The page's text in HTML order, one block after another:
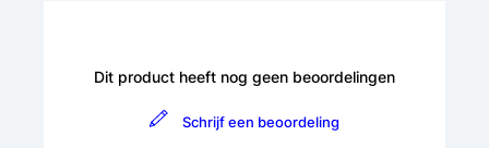
Dit product heeft nog geen beoordelingen
Schrijf een beoordeling